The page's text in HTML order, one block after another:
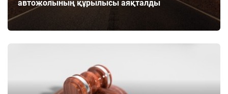
автожолының құрылысы аяқталды